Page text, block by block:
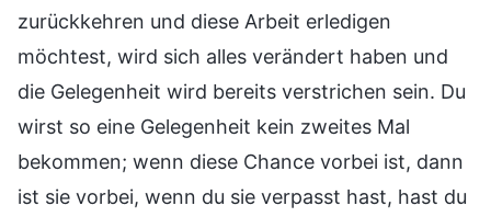
zurückkehren und diese Arbeit erledigen
möchtest, wird sich alles verändert haben und
die Gelegenheit wird bereits verstrichen sein. Du
wirst so eine Gelegenheit kein zweites Mal
bekommen; wenn diese Chance vorbei ist, dann
ist sie vorbei, wenn du sie verpasst hast, hast du